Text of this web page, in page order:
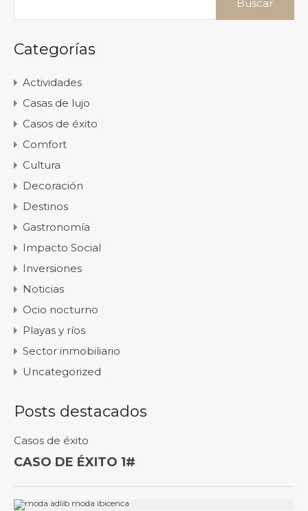
Categorías
Actividades
Casas de lujo
Casos de éxito
Comfort
Cultura
Decoración
Destinos
Gastronomía
Impacto Social
Inversiones
Noticias
Ocio nocturno
Playas y ríos
Sector inmobiliario
Uncategorized
Posts destacados